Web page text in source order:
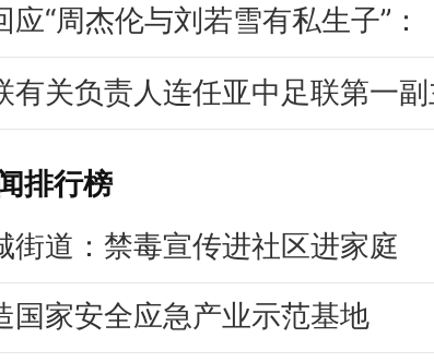
应“周杰伦与刘若雪有私生子”：
有关负责人连任亚中足联第一
排行榜
街道：禁毒宣传进社区进家庭
国家安全应急产业示范基地